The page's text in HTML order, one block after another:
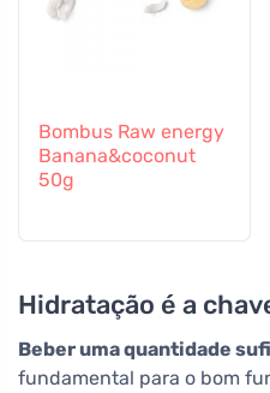
Bombus Raw energy
Banana&coconut
50g
Hidratação é a
Beber uma quantidade
fundamental para o bom